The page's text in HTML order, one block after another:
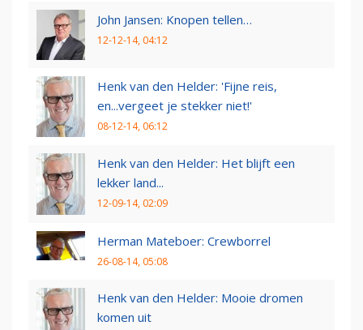
John Jansen: Knopen tellen…
12-12-14, 04:12
Henk van den Helder: 'Fijne reis,
en...vergeet je stekker niet!'
08-12-14, 06:12
Henk van den Helder: Het blijft een
lekker land...
12-09-14, 02:09
Herman Mateboer: Crewborrel
26-08-14, 05:08
Henk van den Helder: Mooie dromen
komen uit